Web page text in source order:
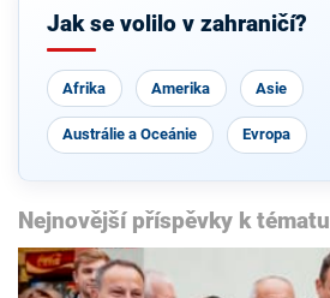
Jak se volilo v zahraničí?
Afrika Amerika Asie
Austrálie a Oceánie Evropa
Nejnovější příspěvky k tématu